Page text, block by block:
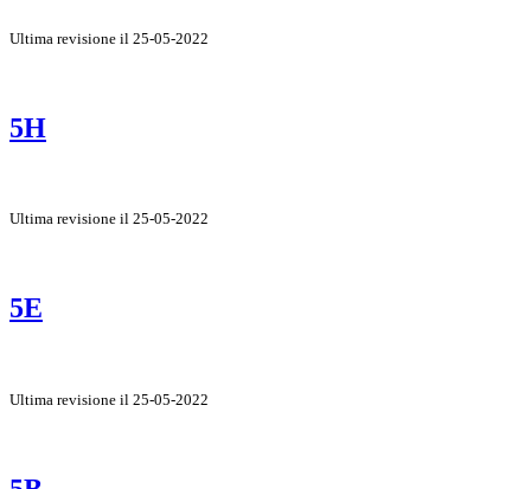
Ultima revisione il 25-05-2022
5H
Ultima revisione il 25-05-2022
5E
Ultima revisione il 25-05-2022